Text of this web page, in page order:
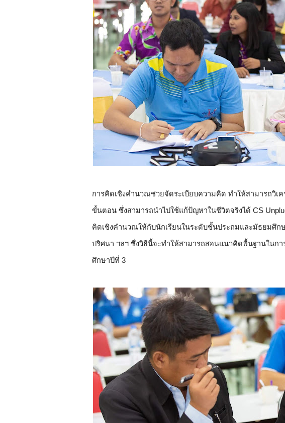
การคิดเชิงคำนวณช่วยจัดระเบียบความคิด ทำให้สามารถวิเ
ขั้นตอน ซึ่งสามารถนำไปใช้แก้ป้ญหาในชีวิตจริงได้ CS
คิดเชิงคำนวณให้กับนักเรียนในระดับชั้นประถมและมัธยมศึกษ
ปริศนา ฯลฯ ซึ่งวิธีนี้จะทำให้สามารถสอนแนวคิดพื้นฐานในก
ศึกษาปีที่ 3